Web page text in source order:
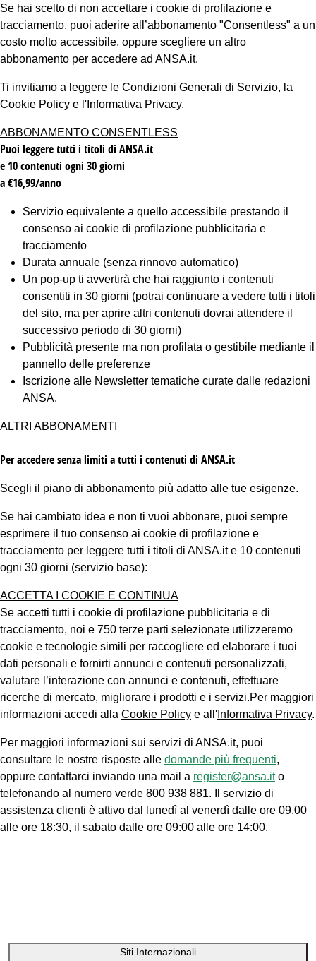
Se hai scelto di non accettare i cookie di profilazione e
tracciamento, puoi aderire all’abbonamento "Consentless" a un
costo molto accessibile, oppure scegliere un altro
abbonamento per accedere ad ANSA.it.
Ti invitiamo a leggere le Condizioni Generali di Servizio, la
Cookie Policy e l' Informativa Privacy.
ABBONAMENTO CONSENTLESS
Puoi leggere tutti i titoli di ANSA.it
e 10 contenuti ogni 30 giorni
a €16,99/anno
Servizio equivalente a quello accessibile prestando il
consenso ai cookie di profilazione pubblicitaria e
tracciamento
Durata annuale (senza rinnovo automatico)
Un pop-up ti avvertirà che hai raggiunto i contenuti
consentiti in 30 giorni (potrai continuare a vedere tutti i titoli
del sito, ma per aprire altri contenuti dovrai attendere il
successivo periodo di 30 giorni)
Pubblicità presente ma non profilata o gestibile mediante il
pannello delle preferenze
Iscrizione alle Newsletter tematiche curate dalle redazioni
ANSA.
ALTRI ABBONAMENTI
Per accedere senza limiti a tutti i contenuti di ANSA.it
Scegli il piano di abbonamento più adatto alle tue esigenze.
Se hai cambiato idea e non ti vuoi abbonare, puoi sempre
esprimere il tuo consenso ai cookie di profilazione e
tracciamento per leggere tutti i titoli di ANSA.it e 10 contenuti
ogni 30 giorni (servizio base):
ACCETTA I COOKIE E CONTINUA
Se accetti tutti i cookie di profilazione pubblicitaria e di
tracciamento, noi e 750 terze parti selezionate utilizzeremo
cookie e tecnologie simili per raccogliere ed elaborare i tuoi
dati personali e fornirti annunci e contenuti personalizzati,
valutare l’interazione con annunci e contenuti, effettuare
ricerche di mercato, migliorare i prodotti e i servizi.Per maggiori
informazioni accedi alla Cookie Policy e all' Informativa Privacy.
Per maggiori informazioni sui servizi di ANSA.it, puoi
consultare le nostre risposte alle domande più frequenti,
oppure contattarci inviando una mail a register@ansa.ito
telefonando al numero verde 800 938 881. Il servizio di
assistenza clienti è attivo dal lunedì al venerdì dalle ore 09.00
alle ore 18:30, il sabato dalle ore 09:00 alle ore 14:00.
Siti Internazionali